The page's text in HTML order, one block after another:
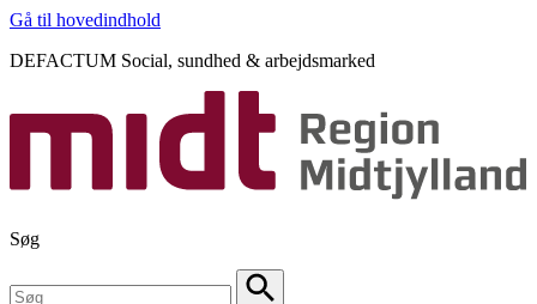
Gå til hovedindhold
DEFACTUM Social, sundhed & arbejdsmarked
Søg